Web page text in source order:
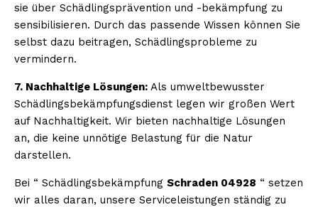
sie über Schädlingsprävention und -bekämpfung zu
sensibilisieren. Durch das passende Wissen können Sie
selbst dazu beitragen, Schädlingsprobleme zu
vermindern.
7. Nachhaltige Lösungen: Als umweltbewusster
Schädlingsbekämpfungsdienst legen wir großen Wert
auf Nachhaltigkeit. Wir bieten nachhaltige Lösungen
an, die keine unnötige Belastung für die Natur
darstellen.
Bei “ Schädlingsbekämpfung Schraden 04928 “ setzen
wir alles daran, unsere Serviceleistungen ständig zu